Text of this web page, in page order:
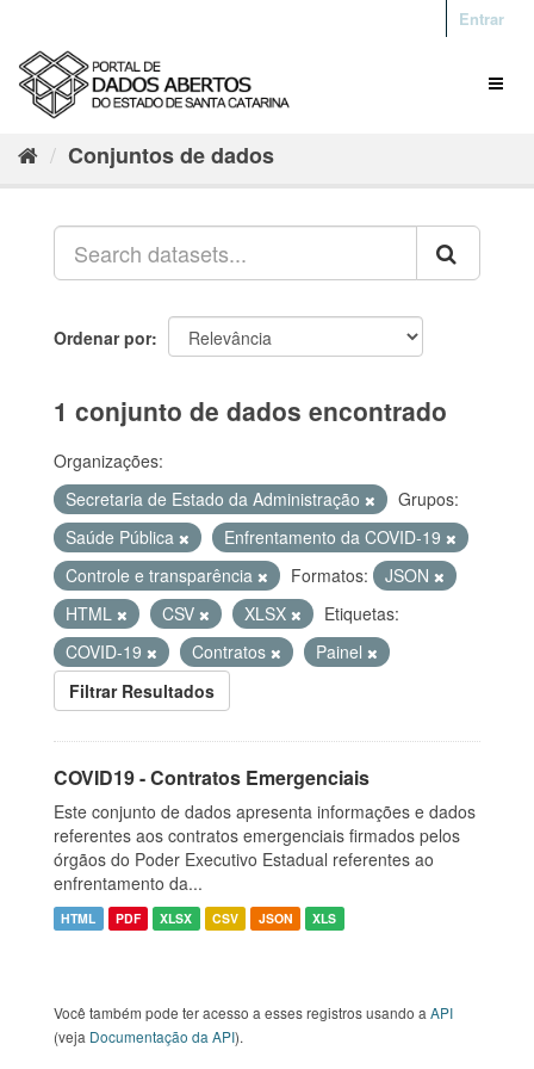
Entrar
Conjuntos de dados
Ordenar por
1 conjunto de dados encontrado
Organizações:
Secretaria de Estado da Administração
Grupos:
Saúde Pública
Enfrentamento da COVID-19
Controle e transparência
Formatos:
JSON
HTML
CSV XLSX
Etiquetas:
COVID-19
Contratos
Painel
Filtrar Resultados
COVID19 - Contratos Emergenciais
Este conjunto de dados apresenta informações e dados
referentes aos contratos emergenciais firmados pelos
órgãos do Poder Executivo Estadual referentes ao
enfrentamento da...
HTML PDF XLSX CSV JSON XLS
Você também pode ter acesso a esses registros usando a API
(veja Documentação da API).